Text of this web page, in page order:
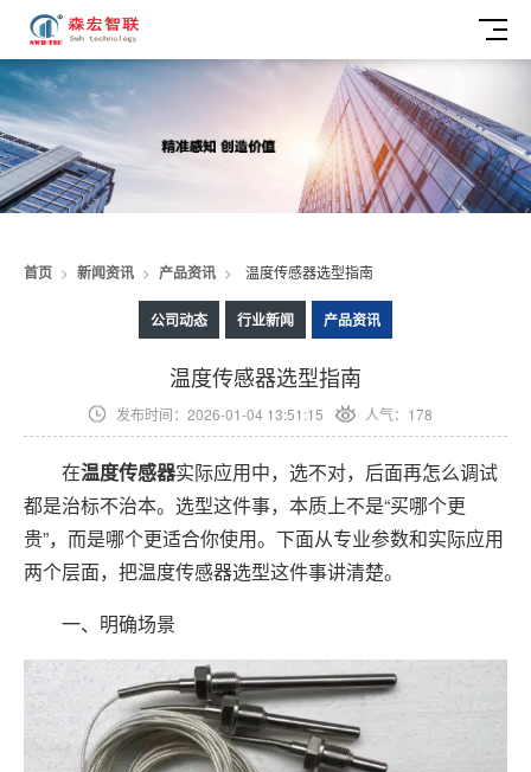
首页 > 新闻资讯 > 产品资讯 > 温度传感器选型指南
公司动态 行业新闻 产品资讯
温度传感器选型指南
发布时间：2026-01-04 13:51:15 人气：178
在温度传感器实际应用中，选不对，后面再怎么调试
都是治标不治本。选型这件事，本质上不是“买哪个更
贵”，而是哪个更适合你使用。下面从专业参数和实际应用
两个层面，把温度传感器选型这件事讲清楚。
一、明确场景